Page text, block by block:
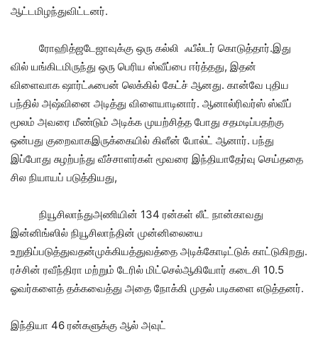
ஆட்டமிழந்துவிட்டனர்.
ரோஹித்ஜடேஜாவுக்கு ஒரு கல்லி ஃபீல்டர் கொடுத்தார்.இது
வில் யங்கிடமிருந்து ஒரு பெரிய ஸ்வீப்பை ஈர்த்தது, இதன்
விளைவாக ஷார்ட்ஃபைன் லெக்கில் கேட்ச் ஆனது. கான்வே புதிய
பந்தில் அஷ்வினை அடித்து விளையாடினார். ஆனால்ரிவர்ஸ் ஸ்வீப்
மூலம் அவரை மீண்டும் அடிக்க முயற்சித்த போது சதமடிப்பதற்கு
ஒன்பது குறைவாகஇருக்கையில் கிளீன் போல்ட் ஆனார். பந்து
இப்போது சுழற்பந்து வீச்சாளர்கள் மூவரை இந்தியாதேர்வு செய்ததை
சில நியாயப் படுத்தியது,
நியூசிலாந்துஅணியின் 134 ரன்கள் லீட் நான்காவது
இன்னிங்ஸில் நியூசிலாந்தின் முன்னிலையை
உறுதிப்படுத்துவதன்முக்கியத்துவத்தை அடிக்கோடிட்டுக் காட்டுகிறது.
ரச்சின் ரவீந்திரா மற்றும் டேரில் மிட்செல்ஆகியோர் கடைசி 10.5
ஓவர்களைத் தக்கவைத்து அதை நோக்கி முதல் படிகளை எடுத்தனர்.
இந்தியா 46 ரன்களுக்கு ஆல் அவுட்